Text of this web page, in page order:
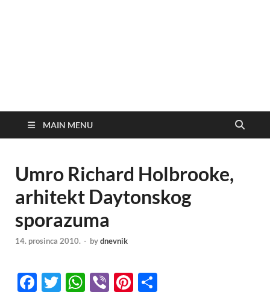
MAIN MENU
Umro Richard Holbrooke,
arhitekt Daytonskog
sporazuma
14. prosinca 2010. - bydnevnik
F
T
W Vi Pi